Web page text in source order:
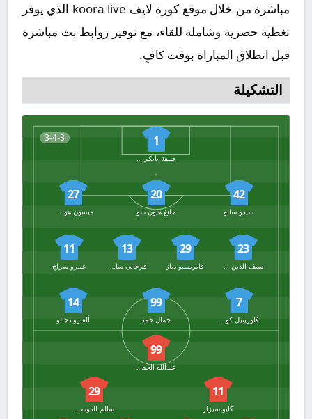
مباشرة من خلال موقع كورة لايف koora live الذي يوفر
تغطية حصرية وشاملة للقاء، مع توفير روابط بث مباشرة
قبل انطلاق المباراة بوقت كافٍ.
التشكيلة
3-4-3 1
خليفة بابكر ندياي
42
سيدو سانو
20
جانغ هيون سو
27
ميسون هولجيت
23
29
فابريسيو دياز
13
11
عمرو سراج
7
فلورينيل كومان
99
جمال حمد
14
ألفارو دجالو
99
عبدالله الحمدان
11
كايو سيزار
29
سالم الدوسري